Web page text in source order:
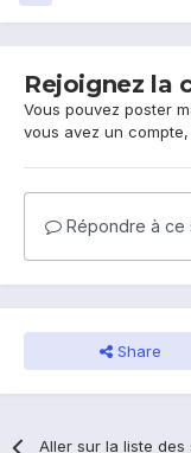
Rejoignez la
Vous pouvez poster
vous avez un compte,
Répondre à ce
Share
Aller sur la liste des